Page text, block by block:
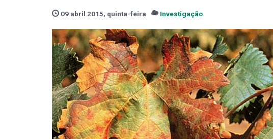
09 abril 2015, quinta-feira Investigação